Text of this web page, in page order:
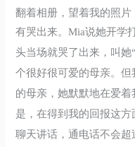
翻着相册，望着我的照
有哭出来。Mia说她开学
头当场就哭了出来，叫她
个很好很可爱的母亲。
的母亲，她默默地在爱
是，在得到我的回报这
聊天讲话，通电话不会